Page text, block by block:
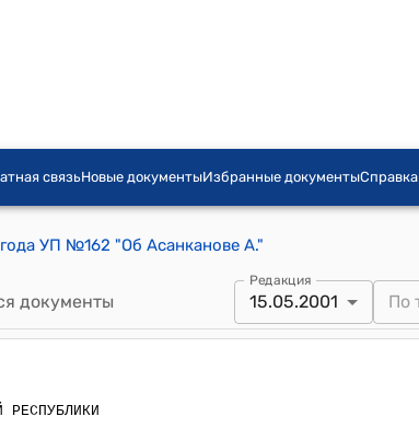
связьНовые документыИзбранные документыСправка
УП №162 "Об Асанканове А."
документы
Редакция
15.05.2001